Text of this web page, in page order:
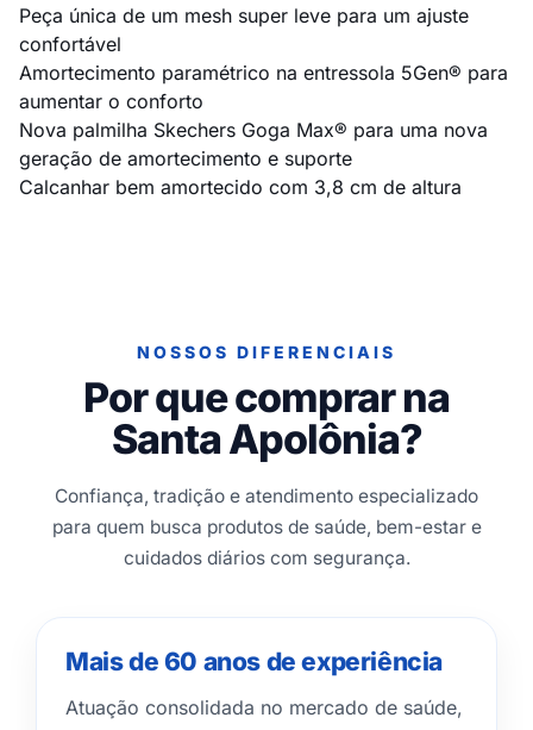
Peça única de um mesh super leve para um ajuste
confortável
Amortecimento paramétrico na entressola 5Gen® para
aumentar o conforto
Nova palmilha Skechers Goga Max® para uma nova
geração de amortecimento e suporte
Calcanhar bem amortecido com 3,8 cm de altura
NOSSOS DIFERENCIAIS
Por que comprar na
Santa Apolônia?
Confiança, tradição e atendimento especializado
para quem busca produtos de saúde, bem-estar e
cuidados diários com segurança.
Mais de 60 anos de experiência
Atuação consolidada no mercado de saúde,